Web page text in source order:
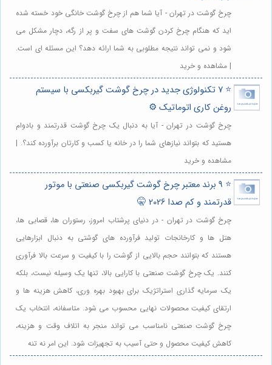
چرخ گوشت در تهران - آیا شما هم از چرخ گوشت خانگی خود خسته شده
اید که هنگام چرخ کردن گوشت های سفت و پر از رگه، دچار مشکل می
شود و نمی تواند نتیجه مطلوبی به شما ارائه دهد؟ این مسئله ای است.
| مشاهده و خرید
⭐️ 7 تکنولوژی جدید در چرخ گوشت گیربکسی با سیستم
روغن کاری اتوماتیک ⚙️
چرخ گوشت در تهران - آیا به دنبال یک چرخ گوشت قدرتمند و بادوام
هستید که بتواند نیازهای شما را در خانه یا کسب و کارتان برآورده کند؟. |
مشاهده و خرید
⭐️ 9 برند معتبر چرخ گوشت گیربکسی صنعتی با موتور
قدرتمند و کم صدا 2026 🤫
چرخ گوشت در تهران - در دنیای پرشتاب امروز، رستوران ها، قصابی ها،
هتل ها و کارخانجات تولید فرآورده های گوشتی به دنبال ابزارهایی
هستند که بتوانند حجم بالایی از گوشت را با کیفیت و سرعت بالا فرآوری
کنند. یک چرخ گوشت صنعتی با کارایی بالا، تنها یک وسیله نیست، بلکه
یک سرمایه گذاری استراتژیک برای بهبود بهره وری، کاهش هزینه ها و
ارتقای کیفیت محصولات نهایی محسوب می شود. متاسفانه، انتخاب یک
چرخ گوشت صنعتی نامناسب می تواند منجر به اتلاف وقت و هزینه،
کاهش کیفیت محصول و حتی آسیب به تجهیزات شود. این امر نه تنه